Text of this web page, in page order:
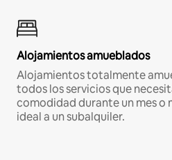
Alojamientos amueblados
Alojamientos totalmente
todos los servicios que
comodidad durante un mes o
ideal a un subalquiler.